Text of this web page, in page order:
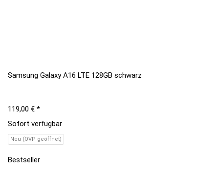
Samsung Galaxy A16 LTE 128GB schwarz
119,00 € *
Sofort verfügbar
Neu (OVP geöffnet)
Bestseller